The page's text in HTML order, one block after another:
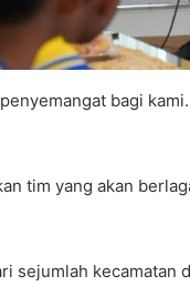
bagi
tim yang akan
sejumlah kecamatan